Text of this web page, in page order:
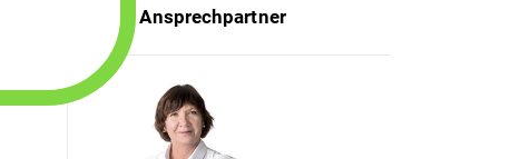
Ihr Ansprechpartner